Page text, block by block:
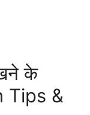
के
Tips &